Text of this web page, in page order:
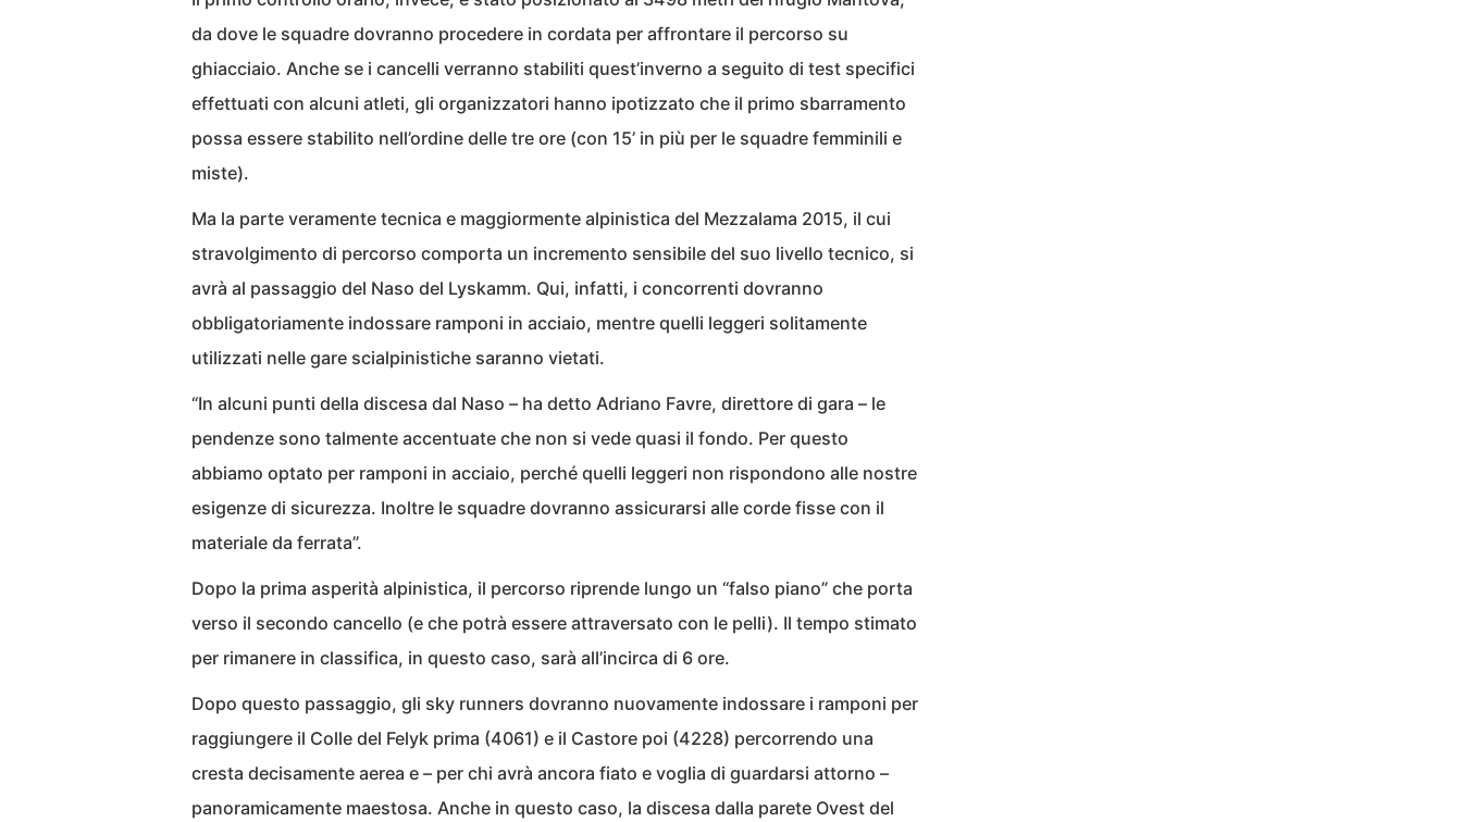
da dove le squadre dovranno procedere in cordata per affrontare il percorso su
ghiacciaio. Anche se i cancelli verranno stabiliti quest’inverno a seguito di test specifici
effettuati con alcuni atleti, gli organizzatori hanno ipotizzato che il primo sbarramento
possa essere stabilito nell’ordine delle tre ore (con 15’ in più per le squadre femminili e
miste).
Ma la parte veramente tecnica e maggiormente alpinistica del Mezzalama 2015, il cui
stravolgimento di percorso comporta un incremento sensibile del suo livello tecnico, si
avrà al passaggio del Naso del Lyskamm. Qui, infatti, i concorrenti dovranno
obbligatoriamente indossare ramponi in acciaio, mentre quelli leggeri solitamente
utilizzati nelle gare scialpinistiche saranno vietati.
“In alcuni punti della discesa dal Naso – ha detto Adriano Favre, direttore di gara – le
pendenze sono talmente accentuate che non si vede quasi il fondo. Per questo
abbiamo optato per ramponi in acciaio, perché quelli leggeri non rispondono alle nostre
esigenze di sicurezza. Inoltre le squadre dovranno assicurarsi alle corde fisse con il
materiale da ferrata”.
Dopo la prima asperità alpinistica, il percorso riprende lungo un “falso piano” che porta
verso il secondo cancello (e che potrà essere attraversato con le pelli). Il tempo stimato
per rimanere in classifica, in questo caso, sarà all’incirca di 6 ore.
Dopo questo passaggio, gli sky runners dovranno nuovamente indossare i ramponi per
raggiungere il Colle del Felyk prima (4061) e il Castore poi (4228) percorrendo una
cresta decisamente aerea e – per chi avrà ancora fiato e voglia di guardarsi attorno –
panoramicamente maestosa. Anche in questo caso, la discesa dalla parete Ovest del